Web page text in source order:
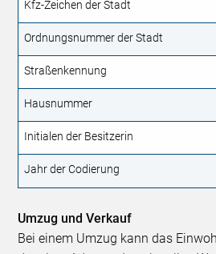
Kfz-Zeichen der Stadt
Ordnungsnummer der Stadt
Straßenkennung
Hausnummer
Initialen der Besitzerin
Jahr der Codierung
Umzug und Verkauf
Bei einem Umzug kann das